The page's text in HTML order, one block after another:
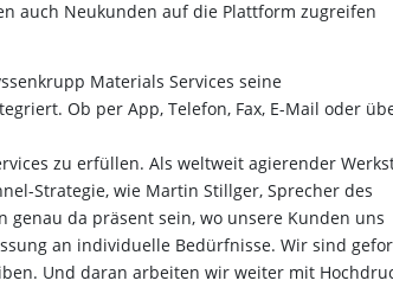
auch Neukunden auf die Plattform zugreifen
Materials Services seine
Ob per App, Telefon, Fax, E-Mail oder
zu erfüllen. Als weltweit agierender
Strategie, wie Martin Stillger, Sprecher des
genau da präsent sein, wo unsere Kunden uns
an individuelle Bedürfnisse. Wir sind
Und daran arbeiten wir weiter mit